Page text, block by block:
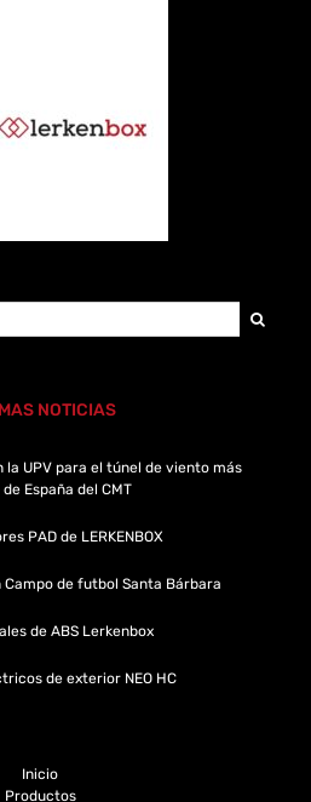
NOTICIAS
la UPV para el túnel de viento más
España del CMT
PAD de LERKENBOX
Campo de futbol Santa Bárbara
de ABS Lerkenbox
de exterior NEO HC
Inicio
Productos